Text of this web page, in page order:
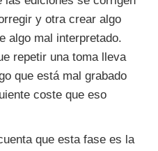
y otra crear algo
algo mal interpretado.
repetir una toma lleva
que está mal grabado
coste que eso
que esta fase es la